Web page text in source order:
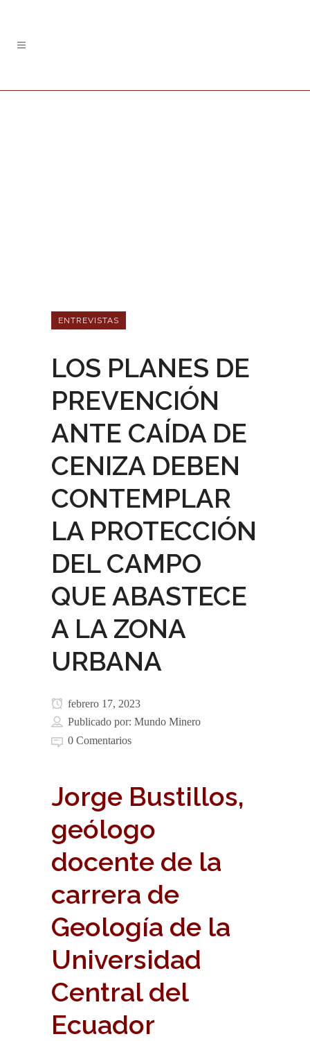
ENTREVISTAS
LOS PLANES DE
PREVENCIÓN
ANTE CAÍDA DE
CENIZA DEBEN
CONTEMPLAR
LA PROTECCIÓN
DEL CAMPO
QUE ABASTECE
A LA ZONA
URBANA
febrero 17, 2023
Publicado por: Mundo Minero
0 Comentarios
Jorge Bustillos,
geólogo
docente de la
carrera de
Geología de la
Universidad
Central del
Ecuador